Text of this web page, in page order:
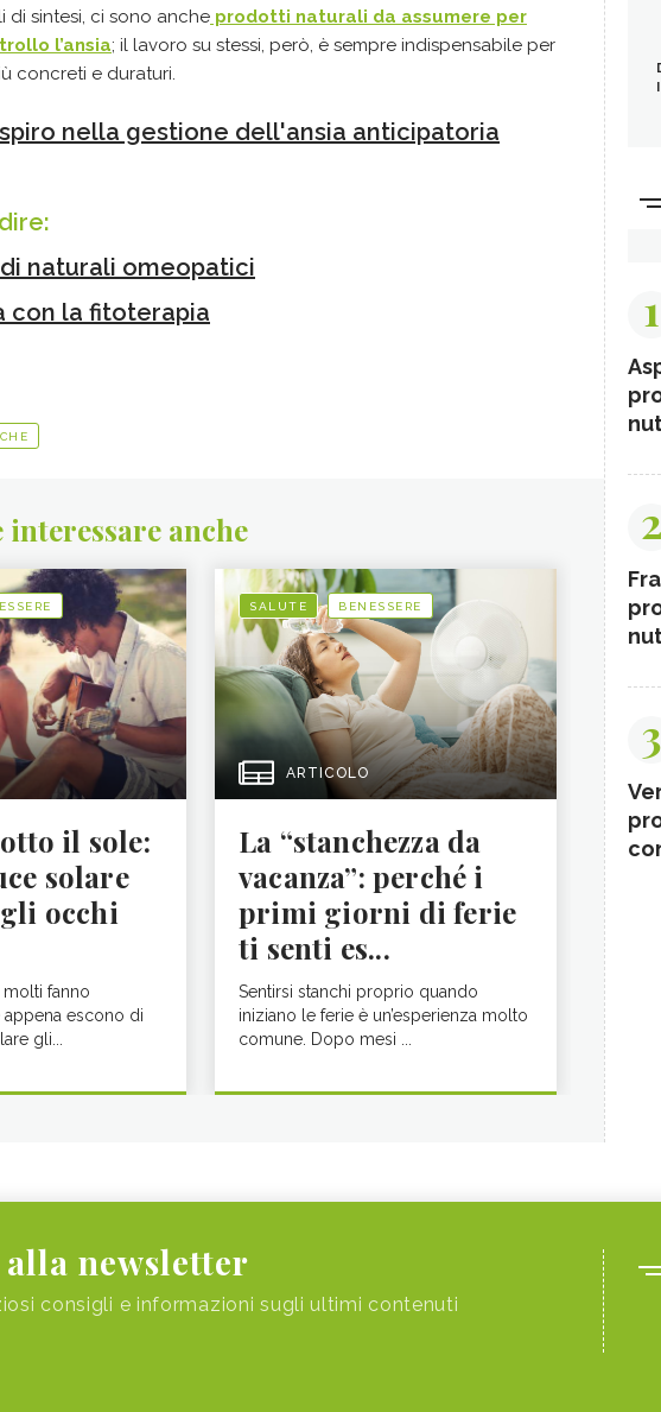
di sintesi, ci sono anche prodotti naturali da assumere per
l’ansia; il lavoro su stessi, però, è sempre indispensabile per
concreti e duraturi.
nella gestione dell'ansia anticipatoria
naturali omeopatici
con la fitoterapia
anche
il sole:
solare
occhi
fanno
escono di
gli...
SALUTE BENESSERE
ARTICOLO
La “stanchezza da
vacanza”: perché i
primi giorni di ferie
ti senti es...
Sentirsi stanchi proprio quando
iniziano le ferie è un’esperienza molto
comune. Dopo mesi ...
1
2
3
newsletter
consigli e informazioni sugli ultimi contenuti